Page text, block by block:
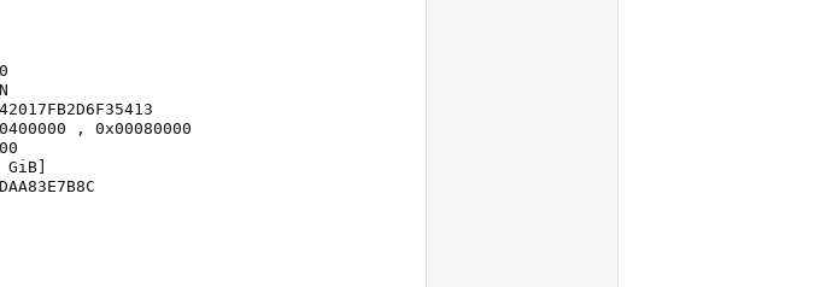
, 0x00080000
GiB]